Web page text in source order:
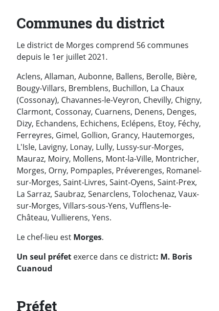
Communes du district
Le district de Morges comprend 56 communes
depuis le 1er juillet 2021.
Aclens, Allaman, Aubonne, Ballens, Berolle, Bière,
Bougy-Villars, Bremblens, Buchillon, La Chaux
(Cossonay), Chavannes-le-Veyron, Chevilly, Chigny,
Clarmont, Cossonay, Cuarnens, Denens, Denges,
Dizy, Echandens, Echichens, Eclépens, Etoy, Féchy,
Ferreyres, Gimel, Gollion, Grancy, Hautemorges,
L'Isle, Lavigny, Lonay, Lully, Lussy-sur-Morges,
Mauraz, Moiry, Mollens, Mont-la-Ville, Montricher,
Morges, Orny, Pompaples, Préverenges, Romanel-
sur-Morges, Saint-Livres, Saint-Oyens, Saint-Prex,
La Sarraz, Saubraz, Senarclens, Tolochenaz, Vaux-
sur-Morges, Villars-sous-Yens, Vufflens-le-
Château, Vullierens, Yens.
Le chef-lieu est Morges.
Un seul préfet exerce dans ce district: M. Boris
Cuanoud
Préfet